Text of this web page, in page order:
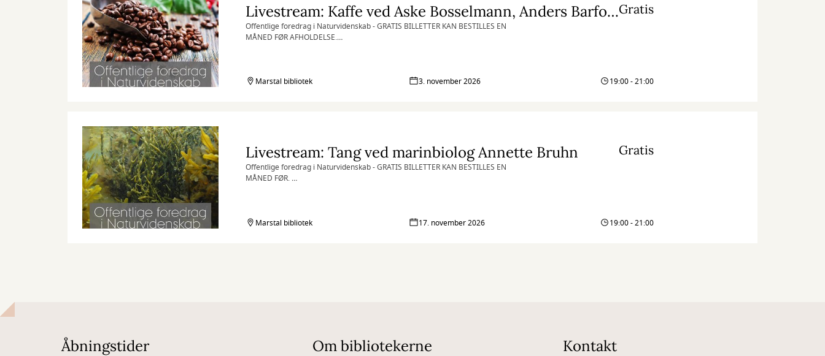
Livestream: Kaffe ved Aske Bosselmann, Anders Barfod og Kjeld Hermansen
Offentlige foredrag i Naturvidenskab - GRATIS BILLETTER KAN BESTILLES EN
MÅNED FØR AFHOLDELSE.
Gratis
Marstal bibliotek 3. november 2026 19:00 - 21:00
Livestream: Tang ved marinbiolog Annette Bruhn
Offentlige foredrag i Naturvidenskab - GRATIS BILLETTER KAN BESTILLES EN
MÅNED FØR.
Gratis
Marstal bibliotek 17. november 2026 19:00 - 21:00
Åbningstider Om bibliotekerne Kontakt